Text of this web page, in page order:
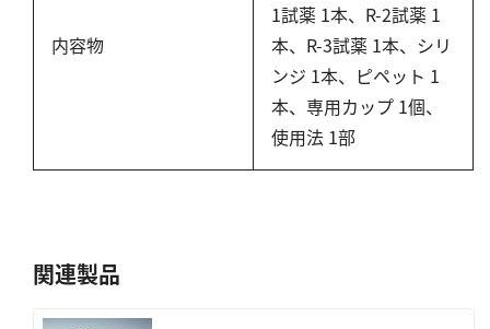
内容物
1試薬 1本、R-2試薬 1
本、R-3試薬 1本、シリ
ンジ 1本、ピペット 1
本、専用カップ 1個、
使用法 1部
関連製品
全硬度
遊離残留塩素